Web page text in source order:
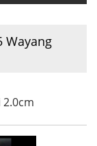
Wayang